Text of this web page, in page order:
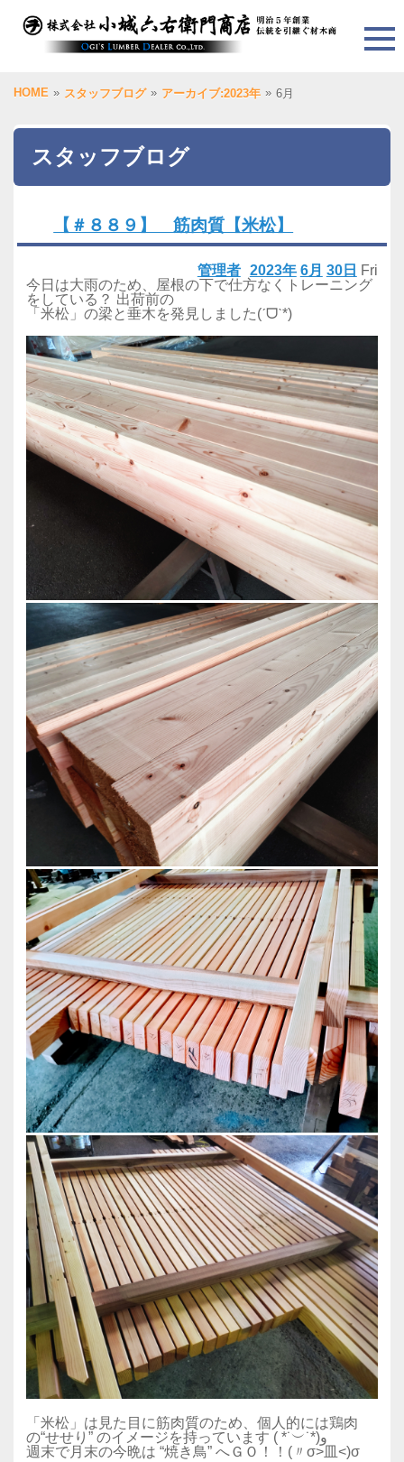
HOME » スタッフブログ » アーカイブ:2023年 » 6月
スタッフブログ
【＃８８９】 筋肉質【米松】
2023年 6月 30日 Fri
管理者
今日は大雨のため、屋根の下で仕方なくトレーニング
をしている？ 出荷前の
「米松」の梁と垂木を発見しました(ˊᗜˋ*)
「米松」は見た目に筋肉質のため、個人的には鶏肉
の“せせり” のイメージを持っています ( *˙︶˙*)و
週末で月末の今晩は “焼き鳥” へＧＯ！！(〃σ>皿<)σ